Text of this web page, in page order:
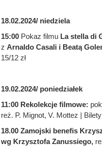
18.02.2024/ niedziela
15:00 Pokaz filmu La stella di
z Arnaldo Casali i Beatą
15/12 zł
19.02.2024/ poniedziałek
11:00 Rekolekcje filmowe:
reż. P. Mignot, V. Mottez |
18.00 Zamojski benefis
wg Krzysztofa Zanussiego,